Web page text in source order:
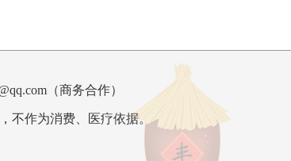
（商务合作）
不作为消费、医疗依据。